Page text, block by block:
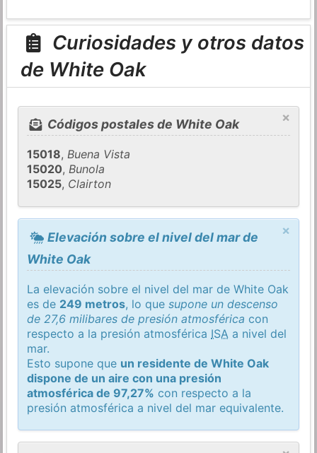
Curiosidades y otros datos
de White Oak
×
Códigos postales de White Oak
15018,Buena Vista
15020,Bunola
15025, Clairton
×
Elevación sobre el nivel del mar de
White Oak
La elevación sobre el nivel del mar de White Oak
es de 249 metros, lo quesupone un descenso
de 27,6 milibares de presión atmosférica con
respecto a la presión atmosférica ISA a nivel del
mar.
Esto supone que un residente de White Oak
dispone de un aire con una presión
atmosférica de 97,27% con respecto a la
presión atmosférica a nivel del mar equivalente.